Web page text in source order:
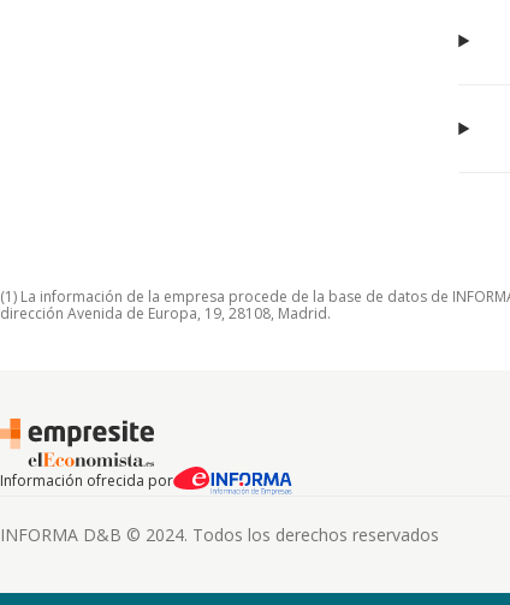
(1) La información de la empresa procede de la base de datos de
dirección Avenida de Europa, 19, 28108, Madrid.
Información ofrecida por
INFORMA D&B © 2024. Todos los derechos reservados